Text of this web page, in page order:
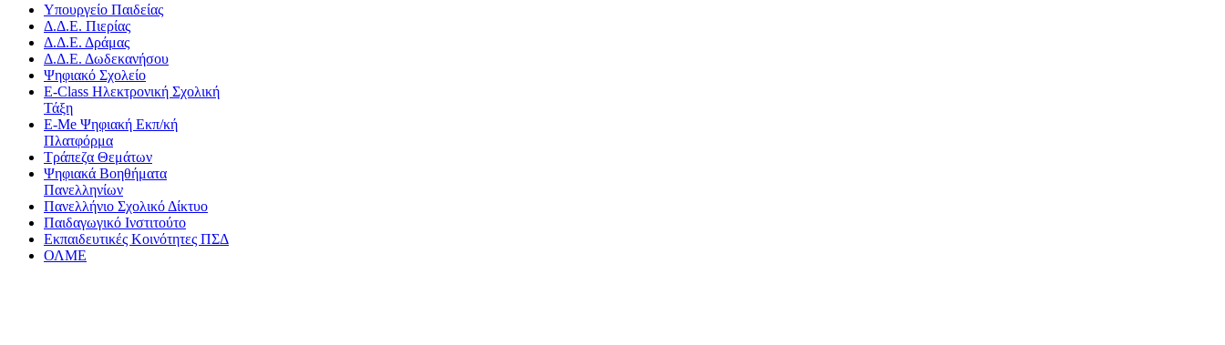
Υπουργείο Παιδείας
Δ.Δ.Ε. Πιερίας
Δ.Δ.Ε. Δράμας
Δ.Δ.Ε. Δωδεκανήσου
Ψηφιακό Σχολείο
E-Class Ηλεκτρονική Σχολική
Τάξη
E-Me Ψηφιακή Εκπ/κή
Πλατφόρμα
Τράπεζα Θεμάτων
Ψηφιακά Βοηθήματα
Πανελληνίων
Πανελλήνιο Σχολικό Δίκτυο
Παιδαγωγικό Ινστιτούτο
Εκπαιδευτικές Κοινότητες ΠΣΔ
ΟΛΜΕ